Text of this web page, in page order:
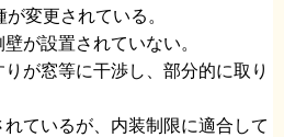
変更されている。
が設置されていない。
が窓等に干渉し、部分的に取り
ているが、内装制限に適合して